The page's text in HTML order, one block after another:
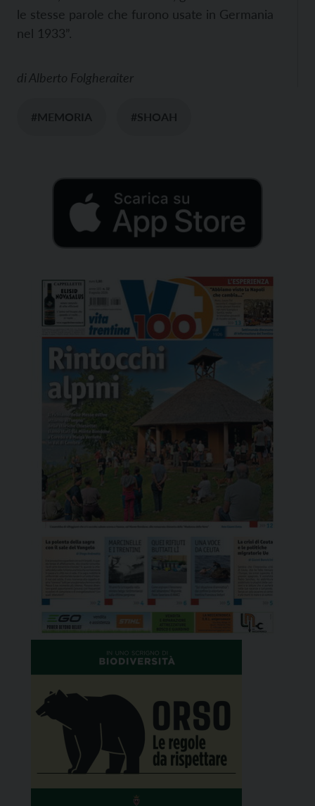
le stesse parole che furono usate in Germania
nel 1933”.
diAlberto Folgheraiter
#MEMORIA #SHOAH